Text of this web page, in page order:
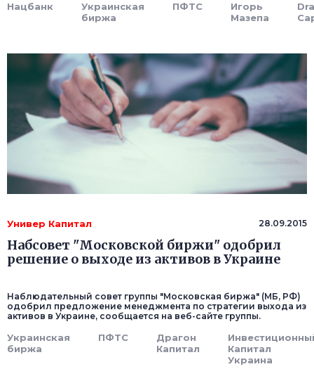
Нацбанк
Украинская
биржа
ПФТС
Игорь
Мазепа
Универ Капитал 28.09.2015
Набсовет "Московской биржи" одобрил
решение о выходе из активов в Украине
Наблюдательный совет группы "Московская биржа" (МБ, РФ)
одобрил предложение менеджмента по стратегии выхода из
активов в Украине, сообщается на веб-сайте группы.
Украинская
биржа
ПФТС
Драгон
Капитал
Капитал
Украина